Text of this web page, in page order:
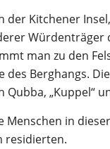
der Kitchener
man zu den
Berghangs.
„Kuppel“
in
residierten.